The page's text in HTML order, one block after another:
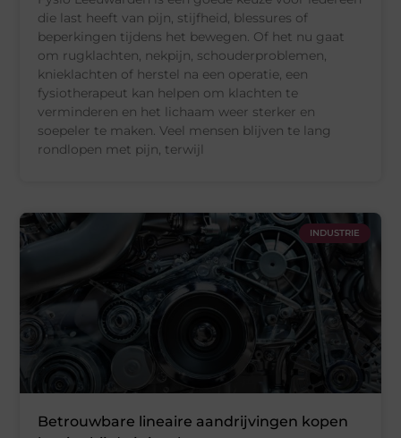
die last heeft van pijn, stijfheid, blessures of
beperkingen tijdens het bewegen. Of het nu gaat
om rugklachten, nekpijn, schouderproblemen,
knieklachten of herstel na een operatie, een
fysiotherapeut kan helpen om klachten te
verminderen en het lichaam weer sterker en
soepeler te maken. Veel mensen blijven te lang
rondlopen met pijn, terwijl
INDUSTRIE
Betrouwbare lineaire aandrijvingen kopen